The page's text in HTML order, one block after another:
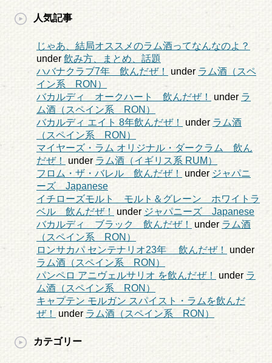
人気記事
じゃあ、結局オススメのラム酒ってなんなのよ？
under 飲み方、まとめ、話題
ハバナクラブ7年 飲んだぜ！
under ラム酒（スペ
イン系 RON）
バカルディ オークハート 飲んだぜ！
under ラ
ム酒（スペイン系 RON）
バカルディ エイト 8年飲んだぜ！
under ラム酒
（スペイン系 RON）
マイヤーズ・ラム オリジナル・ダークラム 飲ん
だぜ！
under ラム酒（イギリス系 RUM）
フロム・ザ・バレル 飲んだぜ！
under ジャパニ
ーズ Japanese
イチローズモルト モルト＆グレーン ホワイトラ
ベル 飲んだぜ！
under ジャパニーズ Japanese
バカルディ ブラック 飲んだぜ！
under ラム酒
（スペイン系 RON）
ロンサカパ センテナリオ23年 飲んだぜ！
under
ラム酒（スペイン系 RON）
パンペロ アニヴェルサリオ を飲んだぜ！
under ラ
ム酒（スペイン系 RON）
キャプテン モルガン スパイスト・ラムを飲んだ
ぜ！
under ラム酒（スペイン系 RON）
カテゴリー